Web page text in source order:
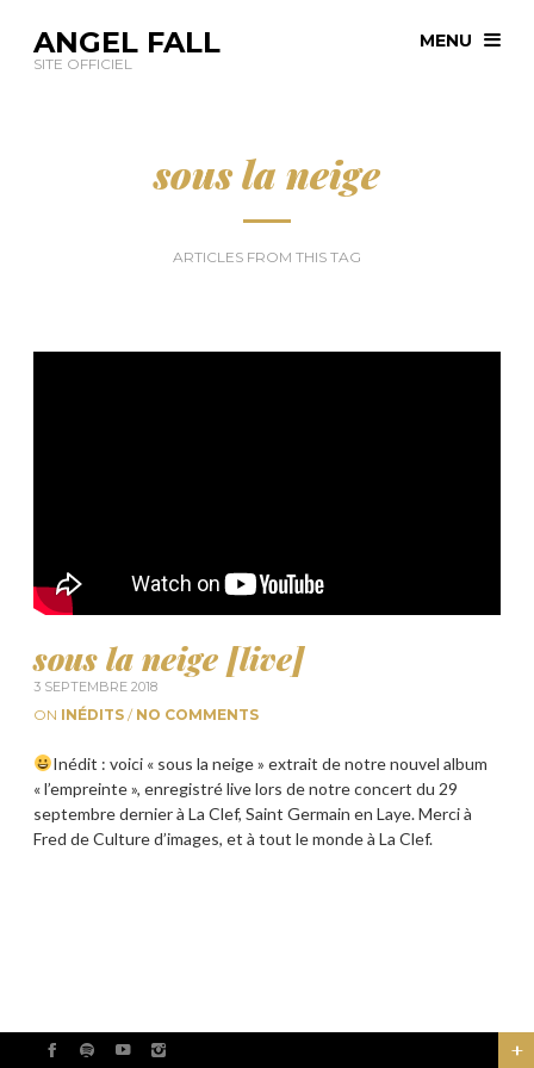
ANGEL FALL
SITE OFFICIEL
MENU
sous la neige
ARTICLES FROM THIS TAG
sous la neige [live]
3 SEPTEMBRE 2018
ON INÉDITS / NO COMMENTS
Inédit : voici « sous la neige » extrait de notre nouvel album
« l’empreinte », enregistré live lors de notre concert du 29
septembre dernier à La Clef, Saint Germain en Laye. Merci à
Fred de Culture d’images, et à tout le monde à La Clef.